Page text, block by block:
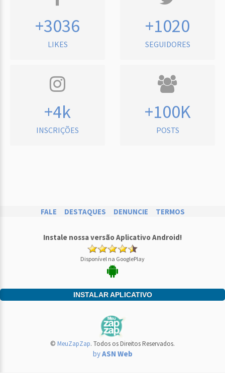
+3036
LIKES
+1020
SEGUIDORES
+4k
INSCRIÇÕES
+100K
POSTS
FALE DESTAQUES DENUNCIE TERMOS
Instale nossa versão Aplicativo Android!
Disponível na GooglePlay
INSTALAR APLICATIVO
© MeuZapZap. Todos os Direitos Reservados.
byASN Web